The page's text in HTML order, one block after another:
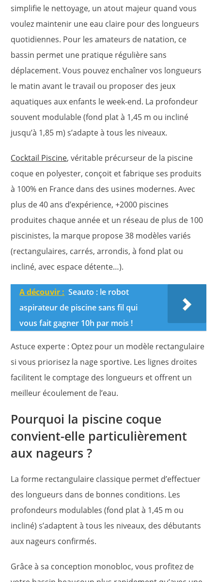
simplifie le nettoyage, un atout majeur quand vous
voulez maintenir une eau claire pour des longueurs
quotidiennes. Pour les amateurs de natation, ce
bassin permet une pratique régulière sans
déplacement. Vous pouvez enchaîner vos longueurs
le matin avant le travail ou proposer des jeux
aquatiques aux enfants le week-end. La profondeur
souvent modulable (fond plat à 1,45 m ou incliné
jusqu’à 1,85 m) s’adapte à tous les niveaux.
Cocktail Piscine, véritable précurseur de la piscine
coque en polyester, conçoit et fabrique ses produits
à 100% en France dans des usines modernes. Avec
plus de 40 ans d’expérience, +2000 piscines
produites chaque année et un réseau de plus de 100
piscinistes, la marque propose 38 modèles variés
(rectangulaires, carrés, arrondis, à fond plat ou
incliné, avec espace détente…).
A découvir : Seauto : le robot
aspirateur de piscine sans fil qui
vous fait gagner 10h par mois !
Astuce experte : Optez pour un modèle rectangulaire
si vous priorisez la nage sportive. Les lignes droites
facilitent le comptage des longueurs et offrent un
meilleur écoulement de l’eau.
Pourquoi la piscine coque
convient-elle particulièrement
aux nageurs ?
La forme rectangulaire classique permet d’effectuer
des longueurs dans de bonnes conditions. Les
profondeurs modulables (fond plat à 1,45 m ou
incliné) s’adaptent à tous les niveaux, des débutants
aux nageurs confirmés.
Grâce à sa conception monobloc, vous profitez de